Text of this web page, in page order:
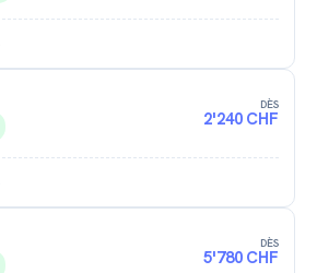
DÈS
2'240 CHF
DÈS
5'780 CHF